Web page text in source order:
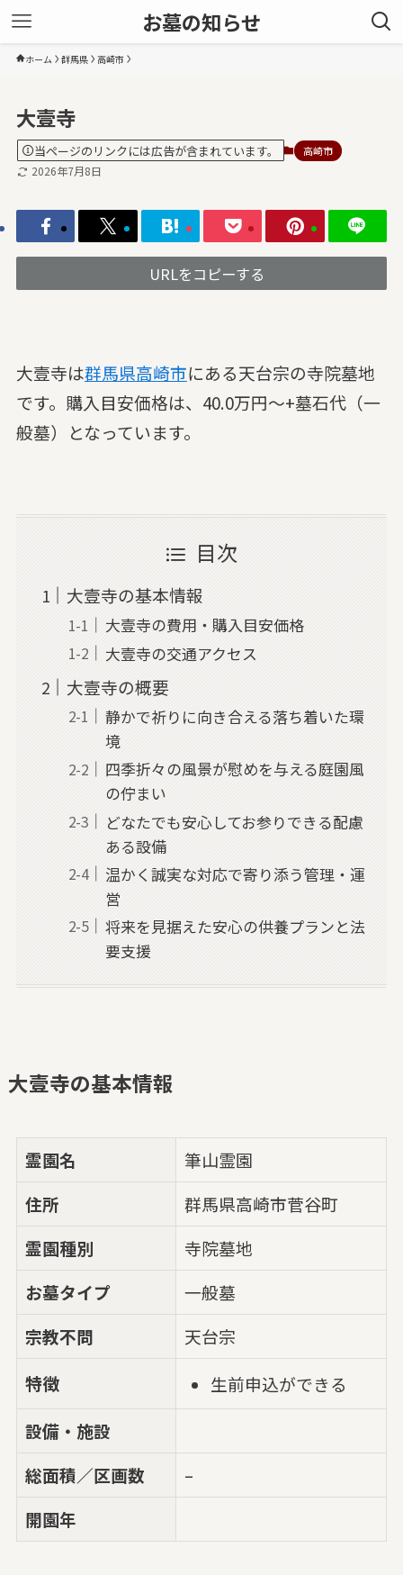
お墓の知らせ
ホーム 群馬県 高崎市
大壹寺
当ページのリンクには広告が含まれています。 高崎市
2026年7月8日
URLをコピーする
大壹寺は群馬県高崎市にある天台宗の寺院墓地
です。購入目安価格は、40.0万円～+墓石代（一
般墓）となっています。
目次
大壹寺の基本情報
大壹寺の費用・購入目安価格
大壹寺の交通アクセス
大壹寺の概要
静かで祈りに向き合える落ち着いた環
境
四季折々の風景が慰めを与える庭園風
の佇まい
どなたでも安心してお参りできる配慮
ある設備
温かく誠実な対応で寄り添う管理・運
営
将来を見据えた安心の供養プランと法
要支援
大壹寺の基本情報
霊園名
筆山霊園
住所
群馬県高崎市菅谷町
霊園種別
寺院墓地
お墓タイプ
一般墓
宗教不問
天台宗
特徴
生前申込ができる
設備・施設
総面積／区画数
–
開園年